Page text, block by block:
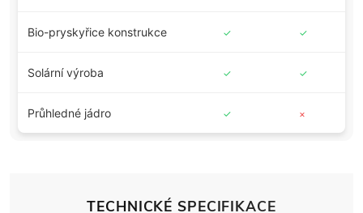
Bio-pryskyřice konstrukce ✓ ✓
Solární výroba ✓ ✓
Průhledné jádro ✓ ×
TECHNICKÉ SPECIFIKACE